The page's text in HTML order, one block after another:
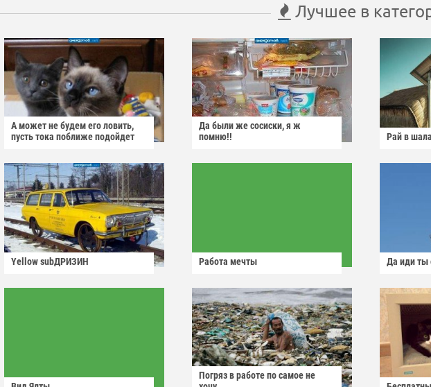
Лучшее в
А может не будем его ловить,
пусть тока поближе подойдет
Да были же сосиски, я ж
помню!!
Рай в
Yellow subДРИЗИН Работа мечты Да иди ты
Погряз в работе по самое не